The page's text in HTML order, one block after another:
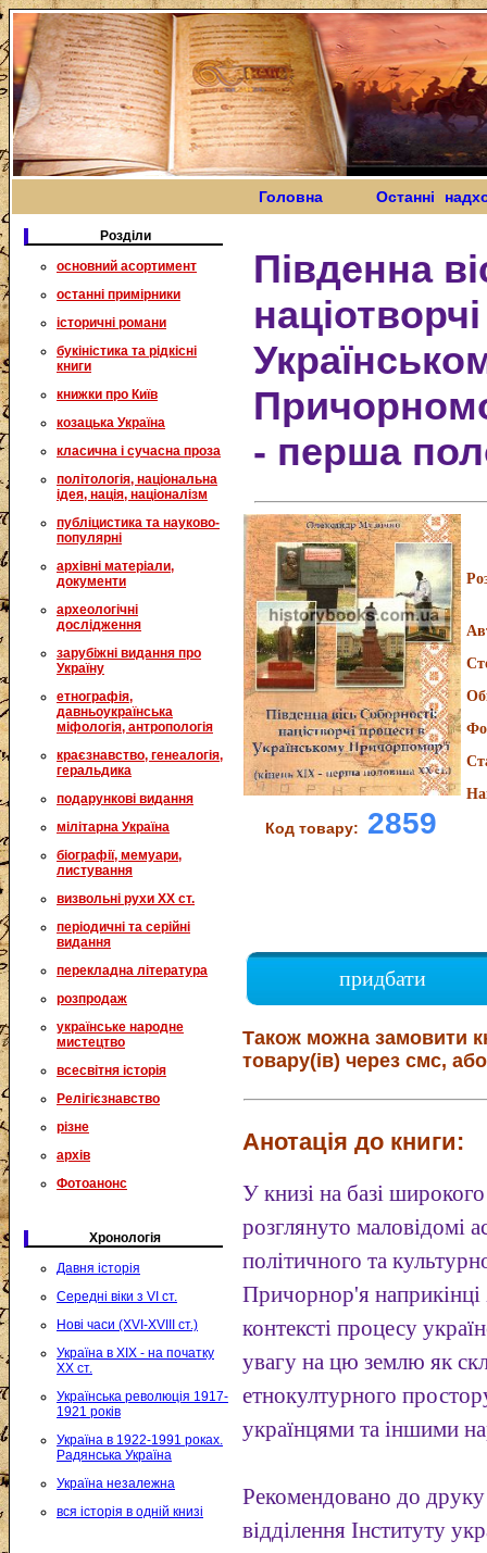
Головна Останні
Розділи
основний асортимент
останні примірники
історичні романи
букіністика та рідкісні
книги
книжки про Київ
козацька Україна
класична і сучасна проза
політологія, національна
ідея, нація, націоналізм
публіцистика та науково-
популярні
архівні матеріали,
документи
археологічні
дослідження
зарубіжні видання про
Україну
етнографія,
давньоукраїнська
міфологія, антропологія
краєзнавство, генеалогія,
геральдика
подарункові видання
мілітарна Україна
біографії, мемуари,
листування
визвольні рухи XX ст.
періодичні та серійні
видання
перекладна література
розпродаж
українське народне
мистецтво
всесвітня історія
Релігієзнавство
різне
архів
Фотоанонс
Хронологія
Давня історія
Середні віки з VI ст.
Нові часи (XVI-XVIII ст.)
Україна в XIX - на початку
XX ст.
Українська революція 1917-
1921 років
Україна в 1922-1991 роках.
Радянська Україна
Україна незалежна
вся історія в одній книзі
Південна
- перша
Код товару: 2859
придбати
Також можна замовити
товару(ів) через смс,
Анотація до книги:
У книзі на базі
розглянуто маловідомі
політичного та
Причорнор'я
контексті процесу
увагу на цю землю як
етнокултурного
українцями та іншими
Рекомендовано до
відділення Інституту